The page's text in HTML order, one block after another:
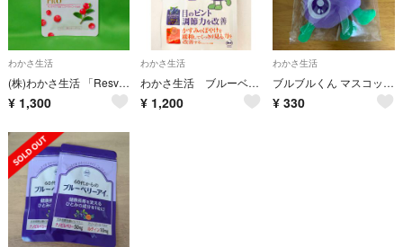
わかさ生活
(株)わかさ生活 「Resveratrol PRO」
¥ 1,300
わかさ生活
わかさ生活 ブルーベリーアイ
¥ 1,200
わかさ生活
ブルブルくん マスコット わかさ生活 ブルーベリー
¥ 330